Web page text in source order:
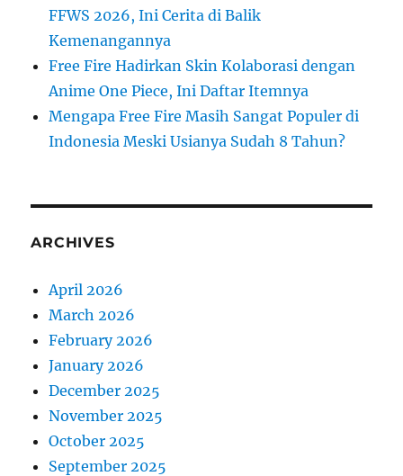
FFWS 2026, Ini Cerita di Balik
Kemenangannya
Free Fire Hadirkan Skin Kolaborasi dengan
Anime One Piece, Ini Daftar Itemnya
Mengapa Free Fire Masih Sangat Populer di
Indonesia Meski Usianya Sudah 8 Tahun?
ARCHIVES
April 2026
March 2026
February 2026
January 2026
December 2025
November 2025
October 2025
September 2025